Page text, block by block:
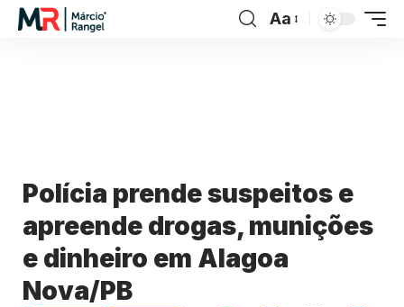
Aa
Polícia prende suspeitos e
apreende drogas, munições
e dinheiro em Alagoa
Nova/PB